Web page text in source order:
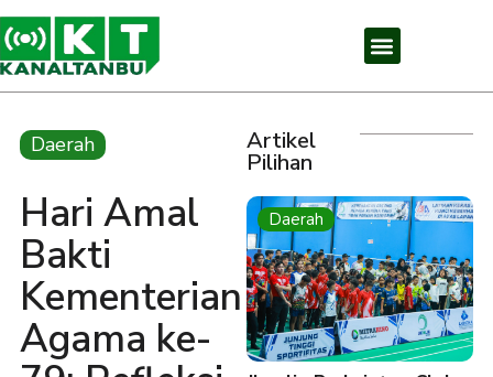
Daerah
Hari Amal
Bakti
Kementerian
Agama ke-
Artikel
Pilihan
Daerah